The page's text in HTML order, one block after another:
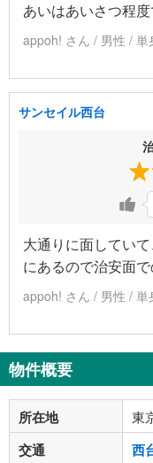
あいはあいさつ程度
appoh! さん / 男性 / 単
サンセイル西台
大通りに面してい
にあるので治安面
appoh! さん / 男性 / 単
物件概要
所在地 東
交通 西